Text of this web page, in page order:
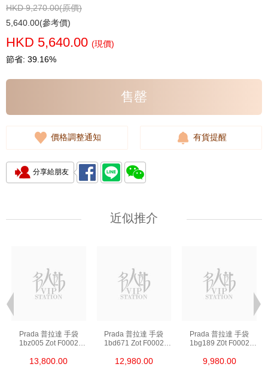
HKD 9,270.00(原價)
5,640.00(參考價)
HKD 5,640.00 (現價)
節省: 39.16%
售罄
價格調整通知 有貨提醒
分享給朋友
近似推介
Prada 普拉達 手袋
1bz005 Zot F0002
13,800.00
Prada 普拉達 手袋
1bd671 Zot F0002
12,980.00
Prada 普拉達 手袋
1bg189 Z0t F0002
9,980.00